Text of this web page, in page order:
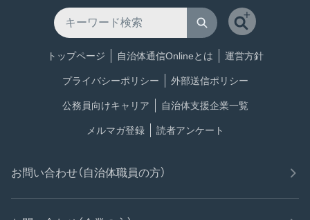
トップページ 自治体通信Onlineとは 運営方針
プライバシーポリシー 外部送信ポリシー
公務員向けキャリア 自治体支援企業一覧
メルマガ登録 読者アンケート
お問い合わせ（自治体職員の方）